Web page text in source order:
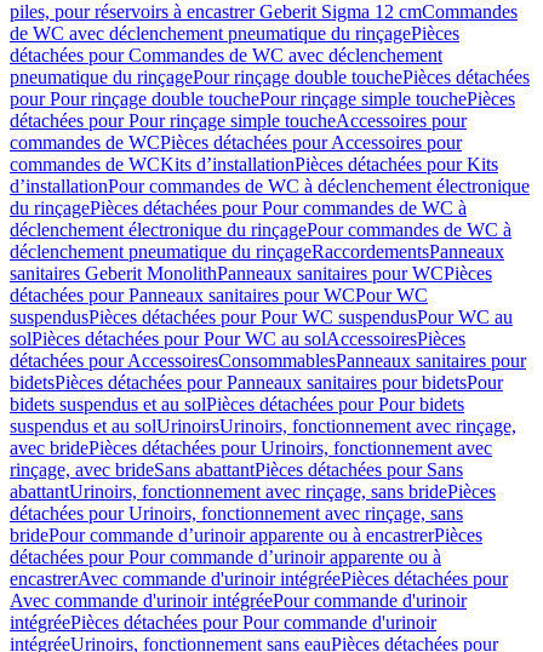
piles, pour réservoirs à encastrer Geberit Sigma 12 cmCommandes
de WC avec déclenchement pneumatique du rinçagePièces
détachées pour Commandes de WC avec déclenchement
pneumatique du rinçagePour rinçage double touchePièces détachées
pour Pour rinçage double touchePour rinçage simple touchePièces
détachées pour Pour rinçage simple toucheAccessoires pour
commandes de WCPièces détachées pour Accessoires pour
commandes de WCKits d’installationPièces détachées pour Kits
d’installationPour commandes de WC à déclenchement électronique
du rinçagePièces détachées pour Pour commandes de WC à
déclenchement électronique du rinçagePour commandes de WC à
déclenchement pneumatique du rinçageRaccordementsPanneaux
sanitaires Geberit MonolithPanneaux sanitaires pour WCPièces
détachées pour Panneaux sanitaires pour WCPour WC
suspendusPièces détachées pour Pour WC suspendusPour WC au
solPièces détachées pour Pour WC au solAccessoiresPièces
détachées pour AccessoiresConsommablesPanneaux sanitaires pour
bidetsPièces détachées pour Panneaux sanitaires pour bidetsPour
bidets suspendus et au solPièces détachées pour Pour bidets
suspendus et au solUrinoirsUrinoirs, fonctionnement avec rinçage,
avec bridePièces détachées pour Urinoirs, fonctionnement avec
rinçage, avec brideSans abattantPièces détachées pour Sans
abattantUrinoirs, fonctionnement avec rinçage, sans bridePièces
détachées pour Urinoirs, fonctionnement avec rinçage, sans
bridePour commande d’urinoir apparente ou à encastrerPièces
détachées pour Pour commande d’urinoir apparente ou à
encastrerAvec commande d'urinoir intégréePièces détachées pour
Avec commande d'urinoir intégréePour commande d'urinoir
intégréePièces détachées pour Pour commande d'urinoir
intégréeUrinoirs, fonctionnement sans eauPièces détachées pour